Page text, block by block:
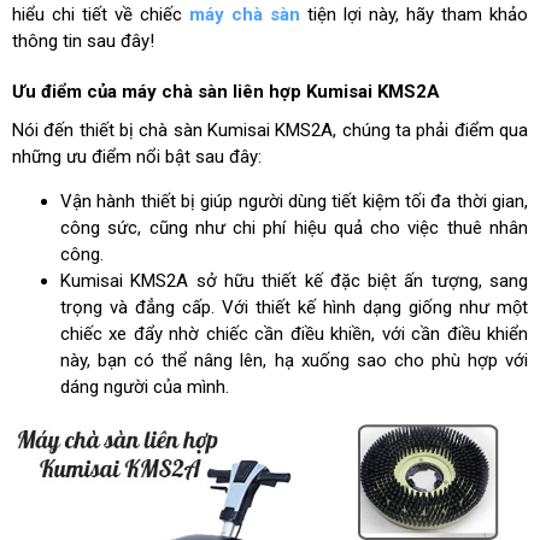
hiểu chi tiết về chiếc máy chà sàn tiện lợi này, hãy tham khảo
thông tin sau đây!
Ưu điểm của máy chà sàn liên hợp Kumisai KMS2A
Nói đến thiết bị chà sàn Kumisai KMS2A, chúng ta phải điểm qua
những ưu điểm nổi bật sau đây:
Vận hành thiết bị giúp người dùng tiết kiệm tối đa thời gian,
công sức, cũng như chi phí hiệu quả cho việc thuê nhân
công.
Kumisai KMS2A sở hữu thiết kế đặc biệt ấn tượng, sang
trọng và đẳng cấp. Với thiết kế hình dạng giống như một
chiếc xe đẩy nhờ chiếc cần điều khiền, với cần điều khiển
này, bạn có thể nâng lên, hạ xuống sao cho phù hợp với
dáng người của mình.